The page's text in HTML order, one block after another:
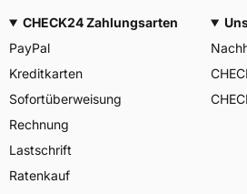
CHECK24 Zahlungsarten
PayPal
Kreditkarten
Sofortüberweisung
Rechnung
Lastschrift
Ratenkauf